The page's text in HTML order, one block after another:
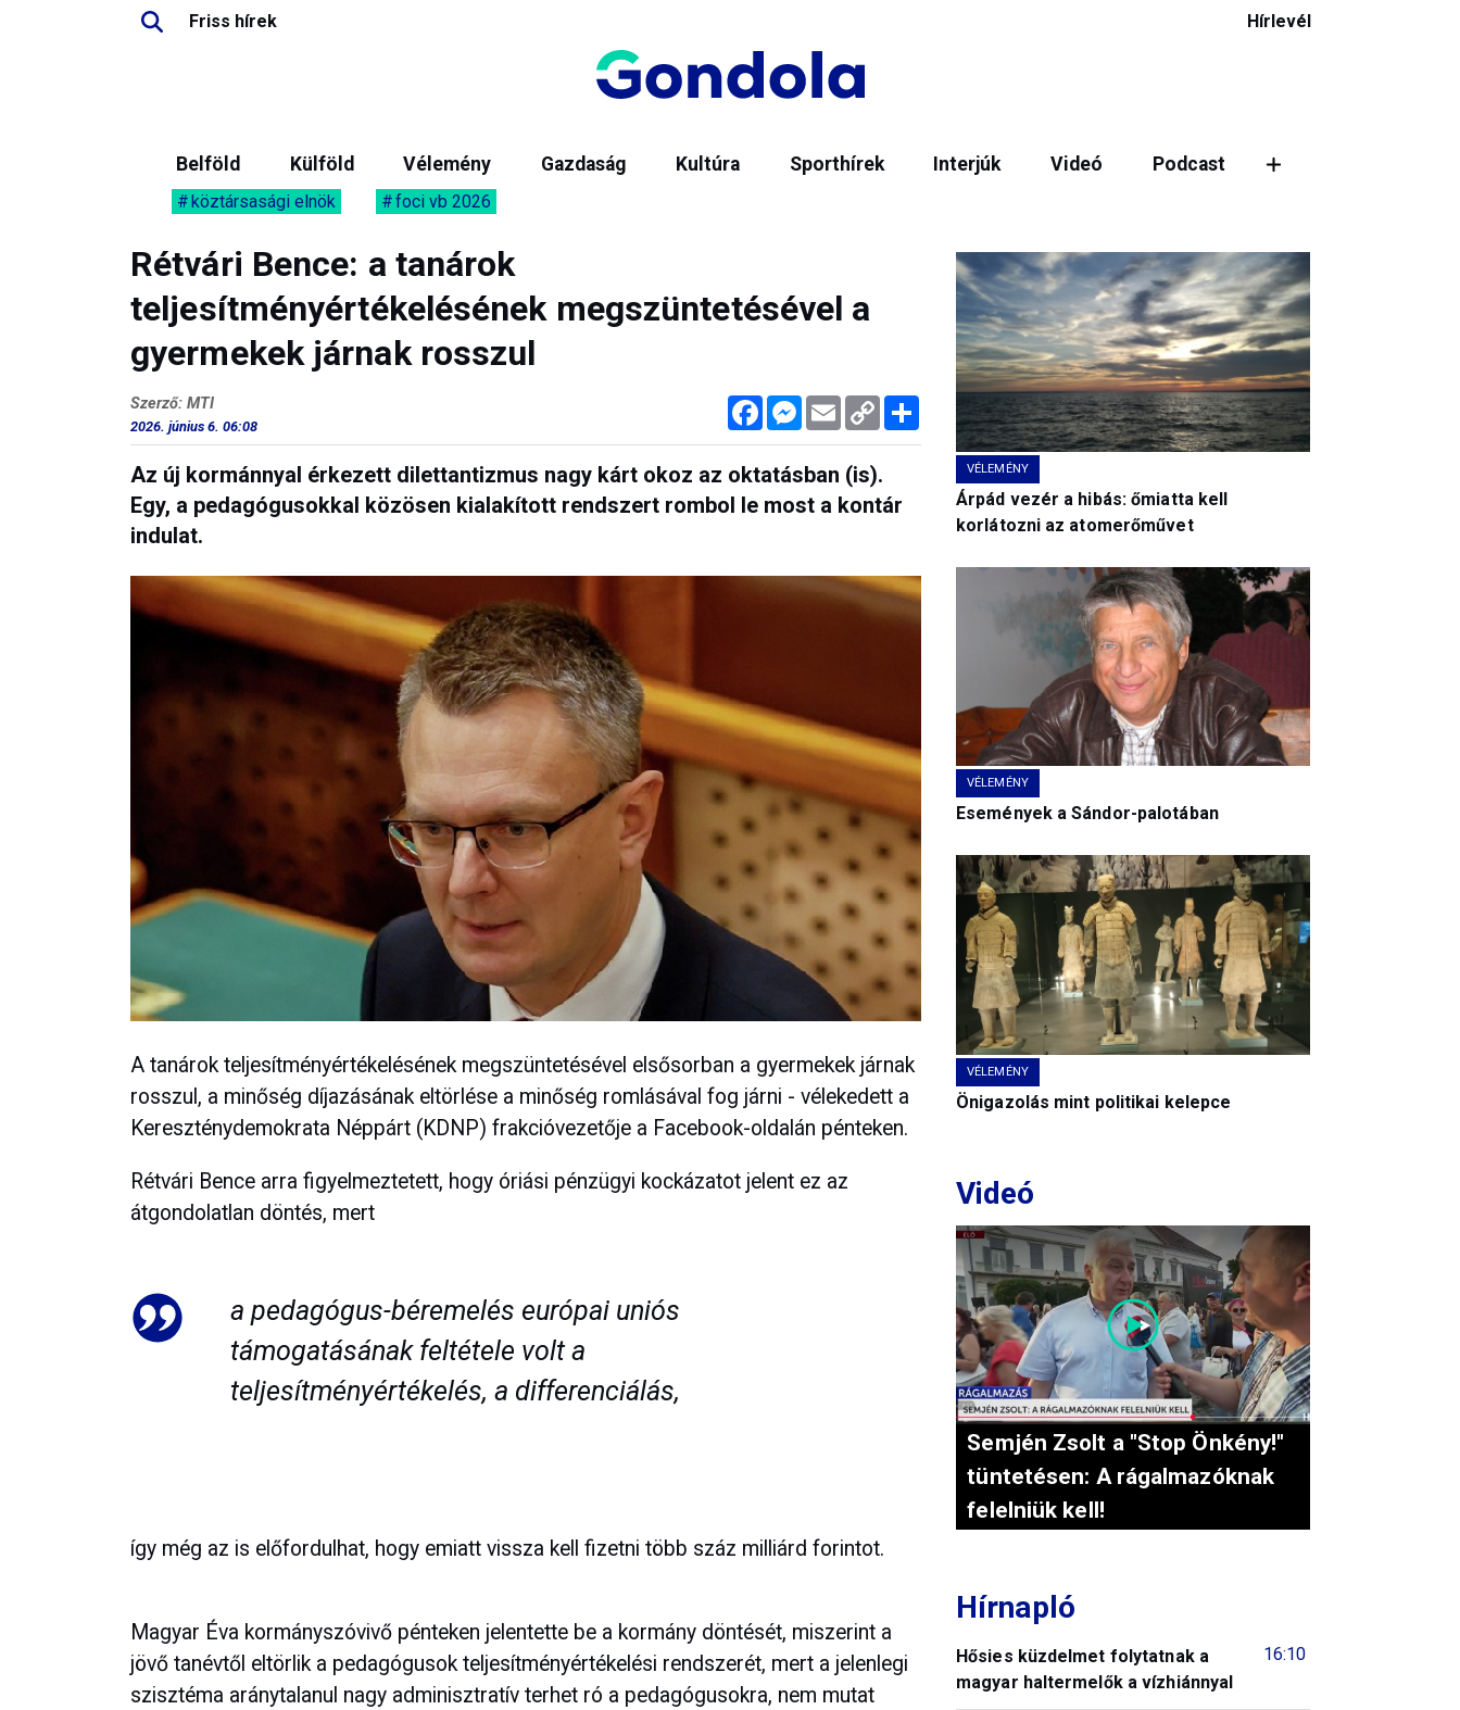
Friss hírek Hírlevél
Belföld Külföld Vélemény Gazdaság Kultúra Sporthírek Interjúk Videó Podcast
köztársasági elnök foci vb 2026
Rétvári Bence: a tanárok
teljesítményértékelésének megszüntetésével a
gyermekek járnak rosszul
FacebookMessenger
Email Copy
Link
Megosztás
Szerző: MTI
2026. június 6. 06:08
Az új kormánnyal érkezett dilettantizmus nagy kárt okoz az oktatásban (is).
Egy, a pedagógusokkal közösen kialakított rendszert rombol le most a kontár
indulat.
A tanárok teljesítményértékelésének megszüntetésével elsősorban a gyermekek járnak
rosszul, a minőség díjazásának eltörlése a minőség romlásával fog járni - vélekedett a
Kereszténydemokrata Néppárt (KDNP) frakcióvezetője a Facebook-oldalán pénteken.
Rétvári Bence arra figyelmeztetett, hogy óriási pénzügyi kockázatot jelent ez az
átgondolatlan döntés, mert
a pedagógus-béremelés európai uniós
támogatásának feltétele volt a
teljesítményértékelés, a differenciálás,
így még az is előfordulhat, hogy emiatt vissza kell fizetni több száz milliárd forintot.
Magyar Éva kormányszóvivő pénteken jelentette be a kormány döntését, miszerint a
jövő tanévtől eltörlik a pedagógusok teljesítményértékelési rendszerét, mert a jelenlegi
szisztéma aránytalanul nagy adminisztratív terhet ró a pedagógusokra, nem mutat
VÉLEMÉNY
Árpád vezér a hibás: őmiatta kell
korlátozni az atomerőművet
VÉLEMÉNY
Események a Sándor-palotában
VÉLEMÉNY
Önigazolás mint politikai kelepce
Videó
Semjén Zsolt a "Stop Önkény!"
tüntetésen: A rágalmazóknak
felelniük kell!
Hírnapló
16:10
Hősies küzdelmet folytatnak a
magyar haltermelők a vízhiánnyal